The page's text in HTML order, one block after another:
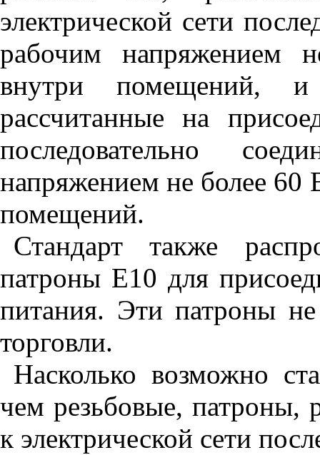
электрической сети
рабочим напряжением
внутри помещений,
рассчитанные на
последовательно
напряжением не более 60
помещений.
Стандарт также
патроны Е10 для
питания. Эти патроны
торговли.
Насколько возможно
чем резьбовые, патроны,
к электрической сети